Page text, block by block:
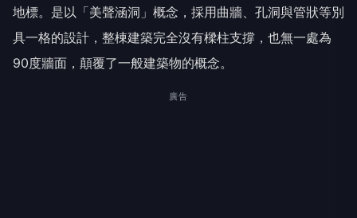
地標。是以「美聲涵洞」概念，採用曲牆、孔洞與管狀等別
具一格的設計，整棟建築完全沒有樑柱支撐，也無一處為
90度牆面，顛覆了一般建築物的概念。
廣告